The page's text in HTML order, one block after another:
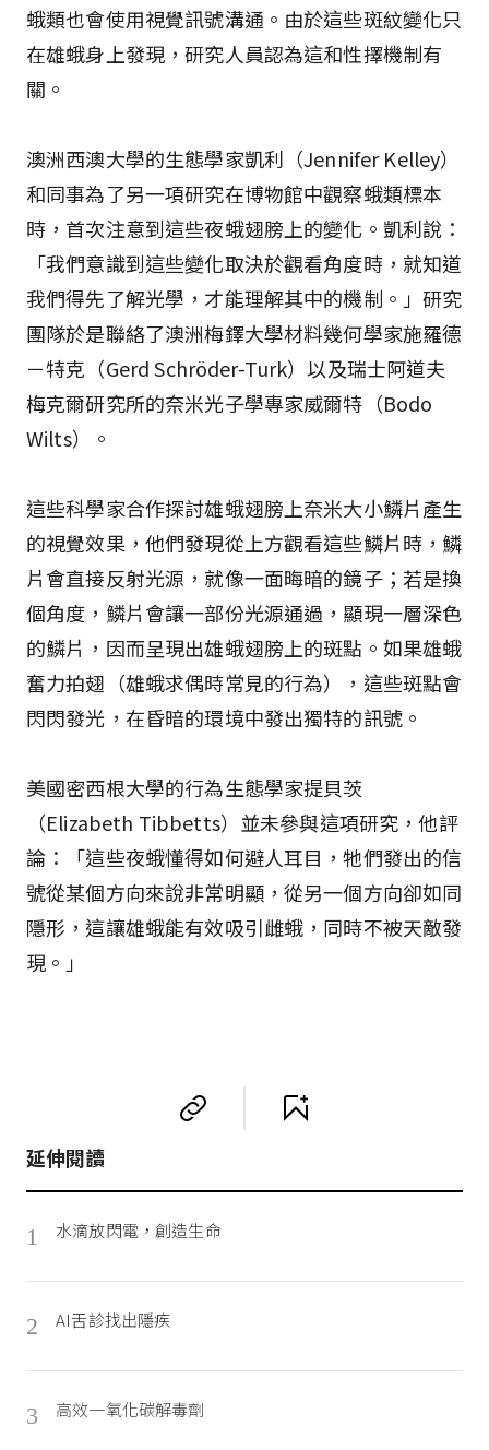
蛾類也會使用視覺訊號溝通。由於這些斑紋變化只
在雄蛾身上發現，研究人員認為這和性擇機制有
關。
澳洲西澳大學的生態學家凱利（Jennifer Kelley）
和同事為了另一項研究在博物館中觀察蛾類標本
時，首次注意到這些夜蛾翅膀上的變化。凱利說：
「我們意識到這些變化取決於觀看角度時，就知道
我們得先了解光學，才能理解其中的機制。」研究
團隊於是聯絡了澳洲梅鐸大學材料幾何學家施羅德
－特克（Gerd Schröder-Turk）以及瑞士阿道夫
梅克爾研究所的奈米光子學專家威爾特（Bodo
Wilts）。
這些科學家合作探討雄蛾翅膀上奈米大小鱗片產生
的視覺效果，他們發現從上方觀看這些鱗片時，鱗
片會直接反射光源，就像一面晦暗的鏡子；若是換
個角度，鱗片會讓一部份光源通過，顯現一層深色
的鱗片，因而呈現出雄蛾翅膀上的斑點。如果雄蛾
奮力拍翅（雄蛾求偶時常見的行為），這些斑點會
閃閃發光，在昏暗的環境中發出獨特的訊號。
美國密西根大學的行為生態學家提貝茨
（Elizabeth Tibbetts）並未參與這項研究，他評
論：「這些夜蛾懂得如何避人耳目，牠們發出的信
號從某個方向來說非常明顯，從另一個方向卻如同
隱形，這讓雄蛾能有效吸引雌蛾，同時不被天敵發
現。」
延伸閱讀
1 水滴放閃電，創造生命
2 AI舌診找出隱疾
3 高效一氧化碳解毒劑